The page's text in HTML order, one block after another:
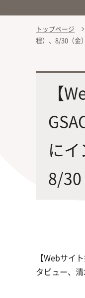
を
トップページ
程）、8/30（金）
【
に
8/30
【Webサイ
タビュー、